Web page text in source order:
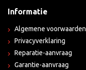
Informatie
Algemene voorwaarden
Privacyverklaring
Reparatie-aanvraag
Garantie-aanvraag